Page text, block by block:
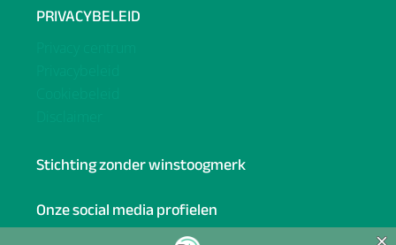
PRIVACYBELEID
Stichting zonder winstoogmerk
Onze social media profielen